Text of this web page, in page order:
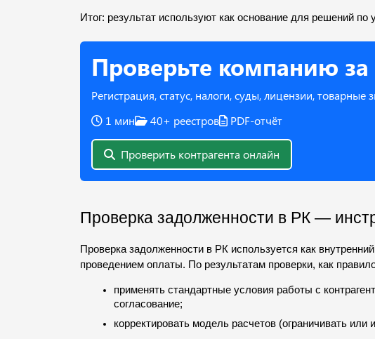
Итог: результат используют как основание для решений
Проверьте компанию
Регистрация, статус, налоги, суды, лицензии, товарные
1 мин
40+ реестров PDF-отчёт
Проверить контрагента онлайн
Проверка задолженности в РК —
Проверка задолженности в РК используется как
проведением оплаты. По результатам проверки, как
применять стандартные условия работы с
согласование;
корректировать модель расчетов (ограничивать